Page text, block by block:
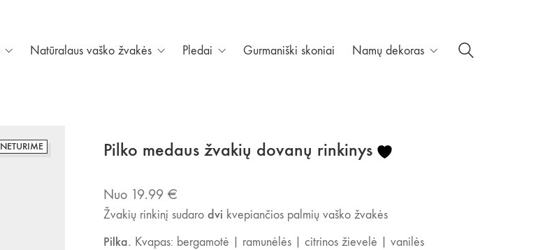
Natūralaus vaško žvakės Pledai Gurmaniški skoniai Namų dekoras
NETURIME Pilko medaus žvakių dovanų rinkinys
Nuo 19.99 €
Žvakių rinkinį sudaro dvi kvepiančios palmių vaško žvakės
Pilka. Kvapas: bergamotė | ramunėlės | citrinos žievelė | vanilės